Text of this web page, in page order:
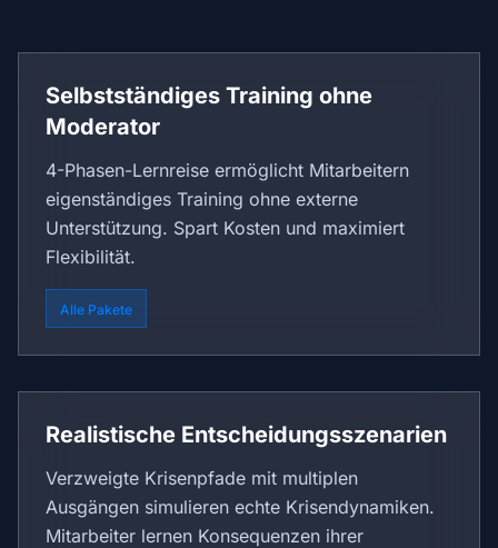
Selbstständiges Training ohne
Moderator
4-Phasen-Lernreise ermöglicht Mitarbeitern
eigenständiges Training ohne externe
Unterstützung. Spart Kosten und maximiert
Flexibilität.
Alle Pakete
Realistische Entscheidungsszenarien
Verzweigte Krisenpfade mit multiplen
Ausgängen simulieren echte Krisendynamiken.
Mitarbeiter lernen Konsequenzen ihrer